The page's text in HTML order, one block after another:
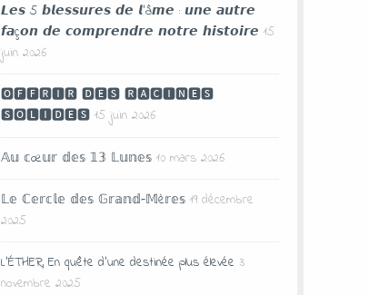
𝙇𝙚𝙨 5 𝙗𝙡𝙚𝙨𝙨𝙪𝙧𝙚𝙨 𝙙𝙚 𝙡’â𝙢𝙚 : 𝙪𝙣𝙚 𝙖𝙪𝙩𝙧𝙚
𝙛𝙖ç𝙤𝙣 𝙙𝙚 𝙘𝙤𝙢𝙥𝙧𝙚𝙣𝙙𝙧𝙚 𝙣𝙤𝙩𝙧𝙚 𝙝𝙞𝙨𝙩𝙤𝙞𝙧𝙚 15
juin 2026
🅾🅵🅵🆁🅸🆁 🅳🅴🆂 🆁🅰🅲🅸🅽🅴🆂
🆂🅾🅻🅸🅳🅴🆂 15 juin 2026
𝔸𝕦 𝕔œ𝕦𝕣 𝕕𝕖𝕤 𝟙𝟛 𝕃𝕦𝕟𝕖𝕤 10 mars 2026
𝕃𝕖 ℂ𝕖𝕣𝕔𝕝𝕖 𝕕𝕖𝕤 𝔾𝕣𝕒𝕟𝕕-𝕄è𝕣𝕖𝕤 19 décembre
2025
L’ÉTHER, En quête d’une destinée plus élevée 3
novembre 2025